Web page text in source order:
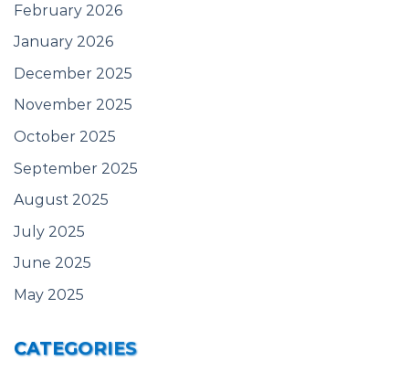
February 2026
January 2026
December 2025
November 2025
October 2025
September 2025
August 2025
July 2025
June 2025
May 2025
CATEGORIES